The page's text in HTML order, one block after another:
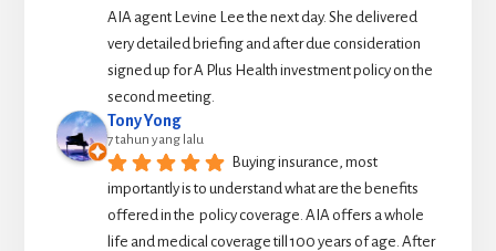
AIA agent Levine Lee the next day. She delivered
very detailed briefing and after due consideration
signed up for A Plus Health investment policy on the
second meeting.
Tony Yong
7 tahun yang lalu
Buying insurance, most
importantly is to understand what are the benefits
offered in the  policy coverage. AIA offers a whole
life and medical coverage till 100 years of age. After